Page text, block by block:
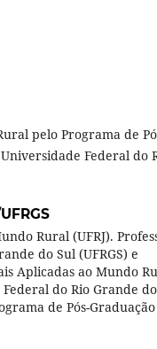
pelo Programa de
Federal do
Rural (UFRJ).
do Sul (UFRGS) e
Aplicadas ao Mundo
do Rio Grande
de Pós-